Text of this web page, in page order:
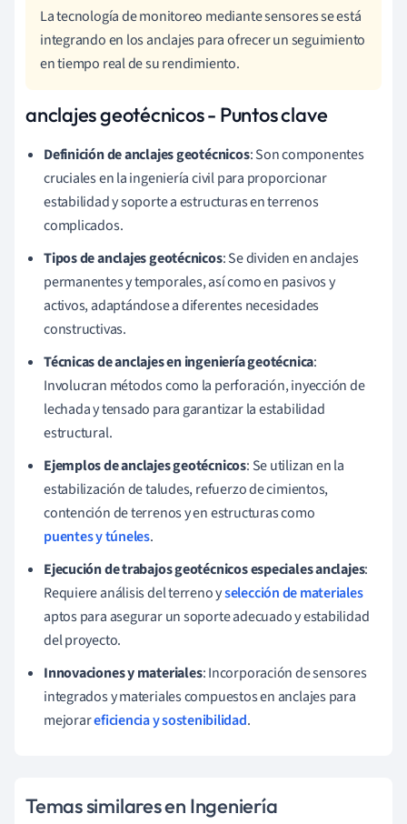
La tecnología de monitoreo mediante sensores se está
integrando en los anclajes para ofrecer un seguimiento
en tiempo real de su rendimiento.
anclajes geotécnicos - Puntos clave
Definición de anclajes geotécnicos: Son componentes
cruciales en la ingeniería civil para proporcionar
estabilidad y soporte a estructuras en terrenos
complicados.
Tipos de anclajes geotécnicos: Se dividen en anclajes
permanentes y temporales, así como en pasivos y
activos, adaptándose a diferentes necesidades
constructivas.
Técnicas de anclajes en ingeniería geotécnica:
Involucran métodos como la perforación, inyección de
lechada y tensado para garantizar la estabilidad
estructural.
Ejemplos de anclajes geotécnicos: Se utilizan en la
estabilización de taludes, refuerzo de cimientos,
contención de terrenos y en estructuras como
puentes y túneles.
Ejecución de trabajos geotécnicos especiales anclajes:
Requiere análisis del terreno yselección de materiales
aptos para asegurar un soporte adecuado y estabilidad
del proyecto.
Innovaciones y materiales: Incorporación de sensores
integrados y materiales compuestos en anclajes para
mejorareficiencia y sostenibilidad.
Temas similares en Ingeniería